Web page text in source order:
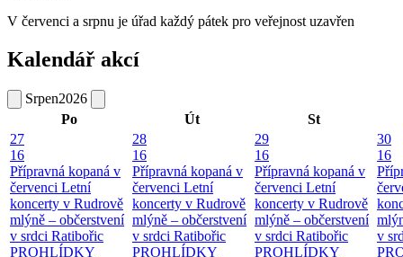
V červenci a srpnu je úřad každý pátek pro veřejnost uzavřen
Kalendář akcí
Srpen2026
Po
Út
St
27
16
Přípravná kopaná v
červenci Letní
koncerty v Rudrově
mlýně – občerstvení
v srdci Ratibořic
PROHLÍDKY
28
16
Přípravná kopaná v
červenci Letní
koncerty v Rudrově
mlýně – občerstvení
v srdci Ratibořic
PROHLÍDKY
29
16
Přípravná kopaná v
červenci Letní
koncerty v Rudrově
mlýně – občerstvení
v srdci Ratibořic
PROHLÍDKY
30
16
v